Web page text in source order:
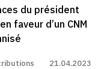
du président
faveur d’un CNM
21.04.2023